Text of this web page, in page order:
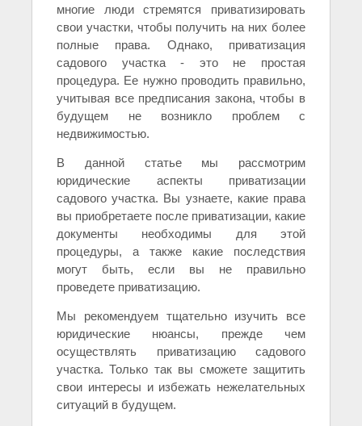
многие люди стремятся приватизировать
свои участки, чтобы получить на них более
полные права. Однако, приватизация
садового участка - это не простая
процедура. Ее нужно проводить правильно,
учитывая все предписания закона, чтобы в
будущем не возникло проблем с
недвижимостью.
В данной статье мы рассмотрим
юридические аспекты приватизации
садового участка. Вы узнаете, какие права
вы приобретаете после приватизации, какие
документы необходимы для этой
процедуры, а также какие последствия
могут быть, если вы не правильно
проведете приватизацию.
Мы рекомендуем тщательно изучить все
юридические нюансы, прежде чем
осуществлять приватизацию садового
участка. Только так вы сможете защитить
свои интересы и избежать нежелательных
ситуаций в будущем.